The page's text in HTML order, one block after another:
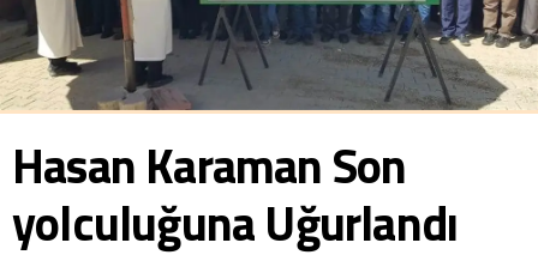
Hasan Karaman Son
yolculuğuna Uğurlandı